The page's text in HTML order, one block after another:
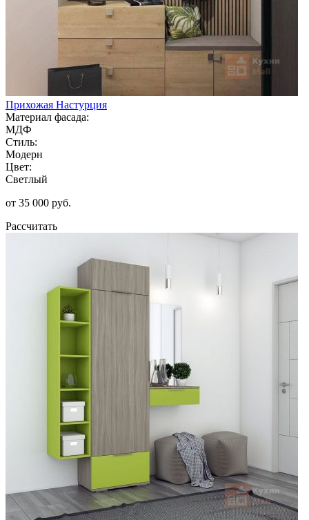
Прихожая Настурция
Материал фасада:
МДФ
Стиль:
Модерн
Цвет:
Светлый
от 35 000 руб.
Рассчитать